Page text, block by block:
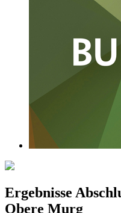
Ergebnisse
Obere Murg